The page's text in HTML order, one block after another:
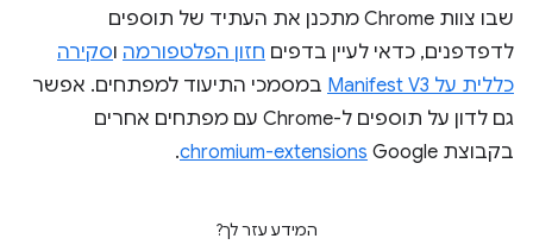
שבו צוות Chrome מתכנן את העתיד של תוספים
לדפדפנים, כדאי לעיין בדפים חזון הפלטפורמה וסקירה
כללית על Manifest V3
במסמכי התיעוד למפתחים. אפשר
גם לדון על תוספים ל-Chrome עם מפתחים אחרים
בקבוצת Google‏
chromium-extensions
.
המידע עזר לך?